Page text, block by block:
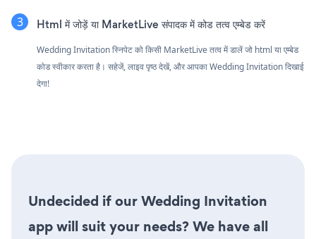
Html में जोड़ें या MarketLive संपादक में कोड तत्व एम्बेड करें
Wedding Invitation स्निपेट को किसी MarketLive तत्व में डालें जो html या एम्बेड
कोड स्वीकार करता है। सहेजें, लाइव पृष्ठ देखें, और आपका Wedding Invitation दिखाई
देगा!
Undecided if our Wedding Invitation
app will suit your needs? We have all